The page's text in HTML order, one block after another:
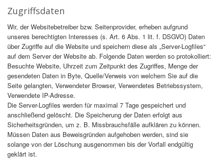
Zugriffsdaten
Wir, der Websitebetreiber bzw. Seitenprovider, erheben aufgrund
unseres berechtigten Interesses (s. Art. 6 Abs. 1 lit. f. DSGVO) Daten
über Zugriffe auf die Website und speichern diese als „Server-Logfiles“
auf dem Server der Website ab. Folgende Daten werden so protokolliert:
Besuchte Website, Uhrzeit zum Zeitpunkt des Zugriffes, Menge der
gesendeten Daten in Byte, Quelle/Verweis von welchem Sie auf die
Seite gelangten, Verwendeter Browser, Verwendetes Betriebssystem,
Verwendete IP-Adresse.
Die Server-Logfiles werden für maximal 7 Tage gespeichert und
anschließend gelöscht. Die Speicherung der Daten erfolgt aus
Sicherheitsgründen, um z. B. Missbrauchsfälle aufklären zu können.
Müssen Daten aus Beweisgründen aufgehoben werden, sind sie
solange von der Löschung ausgenommen bis der Vorfall endgültig
geklärt ist.